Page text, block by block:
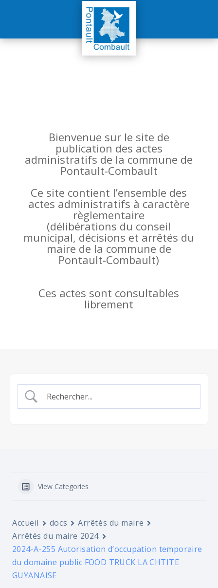
Bienvenue sur le site de
publication des actes
administratifs de la commune de
Pontault-Combault
Ce site contient l’ensemble des
actes administratifs à caractère
règlementaire
(délibérations du conseil
municipal, décisions et arrêtés du
maire de la commune de
Pontault-Combault)
Ces actes sont consultables
librement
View Categories
Accueil docs
Arrêtés du maire
Arrêtés du maire 2024
2024-A-255 Autorisation d’occupation temporaire
du domaine public FOOD TRUCK LA CHTITE
GUYANAISE